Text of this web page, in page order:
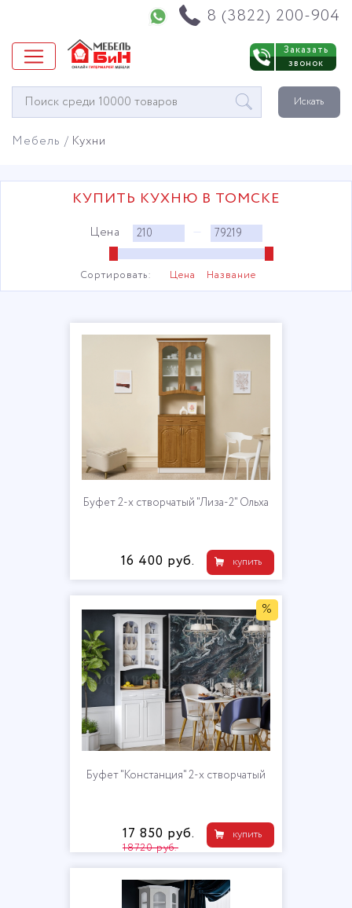
8 (3822) 200-904
Заказать
звонок
Окно
поиска
Искать
Мебель Кухни
КУПИТЬ КУХНЮ В ТОМСКЕ
Цена —
Сортировать: Цена Название
Буфет 2-х створчатый "Лиза-2" Ольха
купить
16 400 руб.
%
Буфет "Констанция" 2-х створчатый
купить
17 850 руб.
18720 руб.